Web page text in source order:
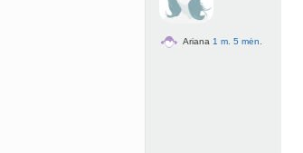
Ariana 1 m. 5 mėn.